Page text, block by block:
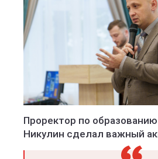
Проректор по
Никулин сделал важный